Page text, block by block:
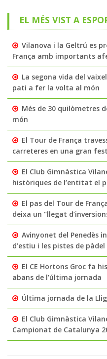
EL MÉS VIST A
Vilanova i la Geltrú es
França amb importants
La segona vida del
pati a fer la volta al món
Més de 30 quilòmetres
món
El Tour de França
carreteres en una gran
El Club Gimnàstica
històriques de l’entitat el
El pas del Tour de
deixa un "llegat
Avinyonet del Penedès
d’estiu i les pistes de pàdel
El CE Hortons Groc fa
abans de l’última jornada
Última jornada de la
El Club Gimnàstica
Campionat de Catalunya